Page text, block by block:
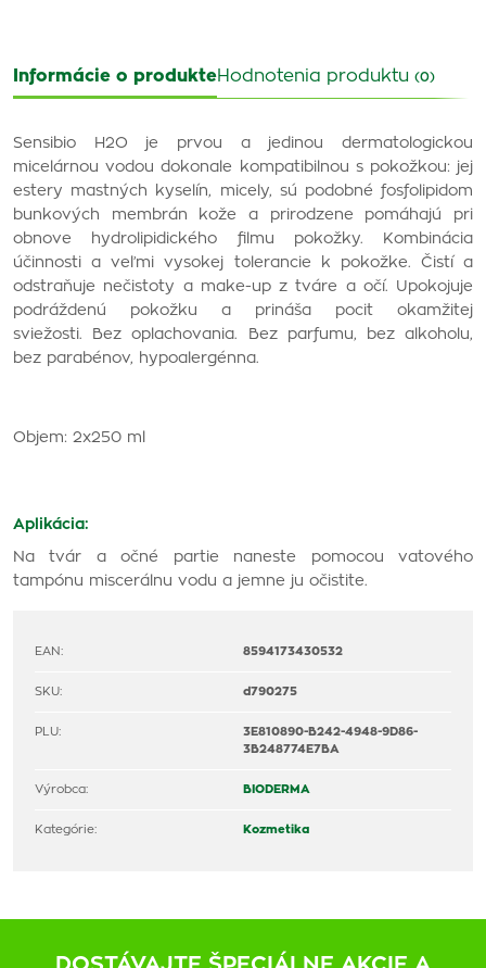
Informácie o produkteHodnotenia produktu (0)
Sensibio H2O je prvou a jedinou dermatologickou
micelárnou vodou dokonale kompatibilnou s pokožkou: jej
estery mastných kyselín, micely, sú podobné fosfolipidom
bunkových membrán kože a prirodzene pomáhajú pri
obnove hydrolipidického filmu pokožky. Kombinácia
účinnosti a veľmi vysokej tolerancie k pokožke. Čistí a
odstraňuje nečistoty a make-up z tváre a očí. Upokojuje
podráždenú pokožku a prináša pocit okamžitej
sviežosti. Bez oplachovania. Bez parfumu, bez alkoholu,
bez parabénov, hypoalergénna.
Objem: 2x250 ml
Aplikácia:
Na tvár a očné partie naneste pomocou vatového
tampónu miscerálnu vodu a jemne ju očistite.
EAN: 8594173430532
SKU: d790275
PLU:
3E810890-B242-4948-9D86-
3B248774E7BA
Výrobca: BIODERMA
Kategórie: Kozmetika